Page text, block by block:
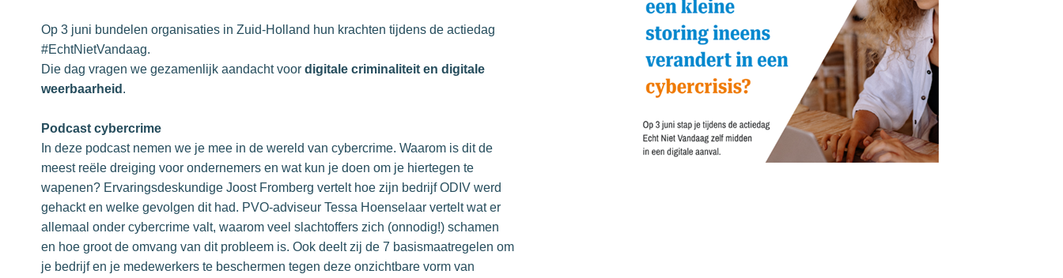
Op 3 juni bundelen organisaties in Zuid-Holland hun krachten tijdens de actiedag
#EchtNietVandaag.
Die dag vragen we gezamenlijk aandacht voor digitale criminaliteit en digitale
weerbaarheid .
Podcast cybercrime
In deze podcast nemen we je mee in de wereld van cybercrime. Waarom is dit de
meest reële dreiging voor ondernemers en wat kun je doen om je hiertegen te
wapenen? Ervaringsdeskundige Joost Fromberg vertelt hoe zijn bedrijf ODIV werd
gehackt en welke gevolgen dit had. PVO-adviseur Tessa Hoenselaar vertelt wat er
allemaal onder cybercrime valt, waarom veel slachtoffers zich (onnodig!) schamen
en hoe groot de omvang van dit probleem is. Ook deelt zij de 7 basismaatregelen om
je bedrijf en je medewerkers te beschermen tegen deze onzichtbare vorm van